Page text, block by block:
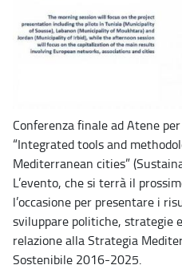
Conferenza finale ad Atene
“Integrated tools and
Mediterranean cities”
L’evento, che si terrà il
l’occasione per presentare i
sviluppare politiche, strategie
relazione alla Strategia
Sostenibile 2016-2025.